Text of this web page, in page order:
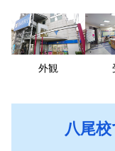
外観
八尾